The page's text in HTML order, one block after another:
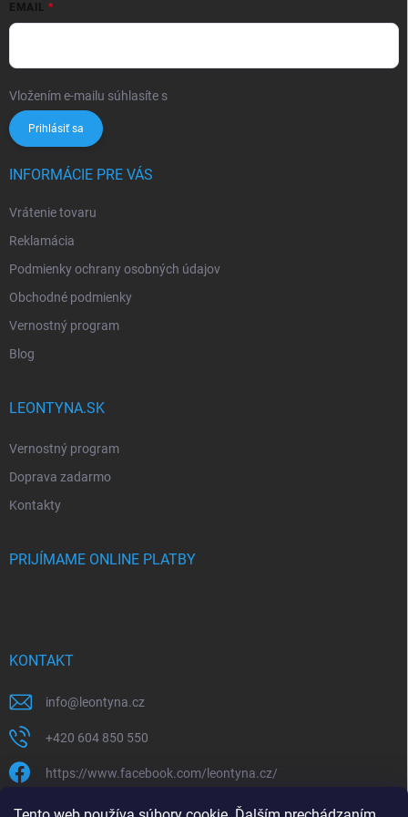
EMAIL
Vložením e-mailu súhlasíte s
Prihlásiť sa
INFORMÁCIE PRE VÁS
Vrátenie tovaru
Reklamácia
Podmienky ochrany osobných údajov
Obchodné podmienky
Vernostný program
Blog
LEONTYNA.SK
Vernostný program
Doprava zadarmo
Kontakty
PRIJÍMAME ONLINE PLATBY
KONTAKT
info@ leontyna.cz
+420 604 850 550
https://www.facebook.com/leontyna.cz/
leontyna.cz